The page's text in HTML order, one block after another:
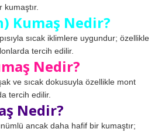
kumaştır.
Kumaş Nedir?
sıcak iklimlere uygundur; özellikle
tercih edilir.
Nedir?
ve sıcak dokusuyla özellikle mont
tercih edilir.
Nedir?
ancak daha hafif bir kumaştır;